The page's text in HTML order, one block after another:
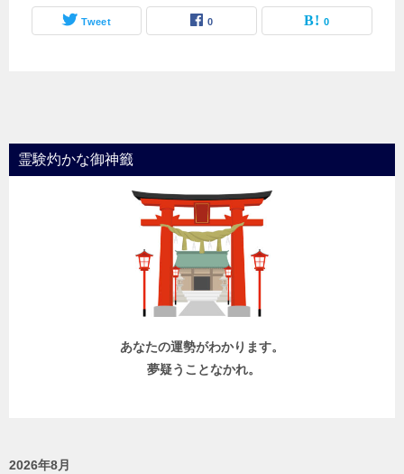
Tweet 0 0
霊験灼かな御神籤
あなたの運勢がわかります。
夢疑うことなかれ。
2026年8月